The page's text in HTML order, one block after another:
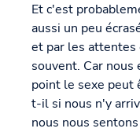
Et c'est
aussi un peu
et par les attentes
souvent. Car
point le sexe peut
t-il si nous n'y
nous nous